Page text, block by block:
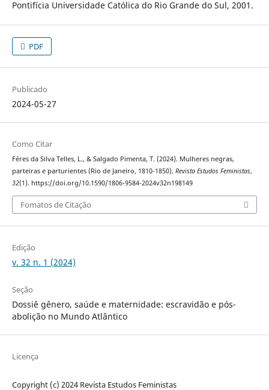
Pontifícia Universidade Católica do Rio Grande do Sul, 2001.
PDF
Publicado
2024-05-27
Como Citar
Féres da Silva Telles, L., & Salgado Pimenta, T. (2024). Mulheres negras,
parteiras e parturientes (Rio de Janeiro, 1810-1850). Revista Estudos Feministas,
32(1). https://doi.org/10.1590/1806-9584-2024v32n198149
Fomatos de Citação
Edição
v. 32 n. 1 (2024)
Seção
Dossiê gênero, saúde e maternidade: escravidão e pós-
abolição no Mundo Atlântico
Licença
Copyright (c) 2024 Revista Estudos Feministas